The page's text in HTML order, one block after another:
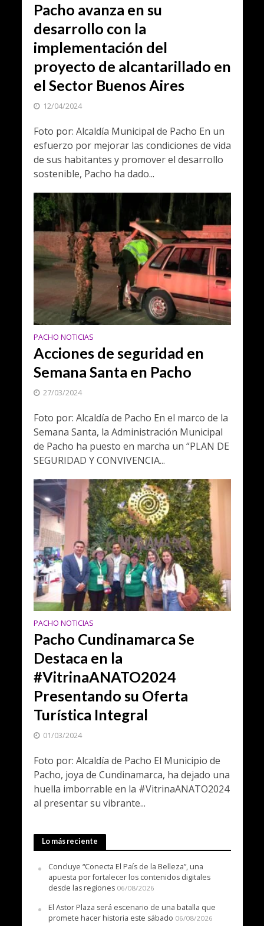
Pacho avanza en su
desarrollo con la
implementación del
proyecto de alcantarillado en
el Sector Buenos Aires
12/04/2024
Foto por: Alcaldía Municipal de Pacho En un
esfuerzo por mejorar las condiciones de vida
de sus habitantes y promover el desarrollo
sostenible, Pacho ha dado...
PACHO NOTICIAS
Acciones de seguridad en
Semana Santa en Pacho
27/03/2024
Foto por: Alcaldía de Pacho En el marco de la
Semana Santa, la Administración Municipal
de Pacho ha puesto en marcha un “PLAN DE
SEGURIDAD Y CONVIVENCIA...
PACHO NOTICIAS
Pacho Cundinamarca Se
Destaca en la
#VitrinaANATO2024
Presentando su Oferta
Turística Integral
01/03/2024
Foto por: Alcaldía de Pacho El Municipio de
Pacho, joya de Cundinamarca, ha dejado una
huella imborrable en la #VitrinaANATO2024
al presentar su vibrante...
Lo más reciente
Concluye “Conecta El País de la Belleza”, una
apuesta por fortalecer los contenidos digitales
desde las regiones 06/08/2026
El Astor Plaza será escenario de una batalla que
promete hacer historia este sábado 06/08/2026